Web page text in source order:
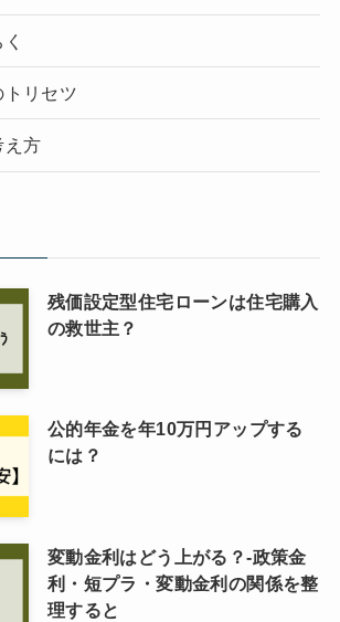
リセツ
え方
残価設定型住宅ローンは住宅購入
の救世主？
公的年金を年10万円アップする
には？
変動金利はどう上がる？-政策金
利・短プラ・変動金利の関係を整
理すると